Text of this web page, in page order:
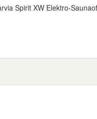
Spirit XW Elektro-